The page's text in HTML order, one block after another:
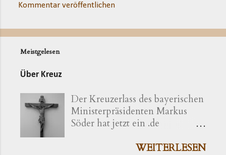
Kommentar veröffentlichen
Meistgelesen
Über Kreuz
Der Kreuzerlass des bayerischen
Ministerpräsidenten Markus
Söder hat jetzt ein .de
Der Vorgang gibt sich im
WEITERLESEN